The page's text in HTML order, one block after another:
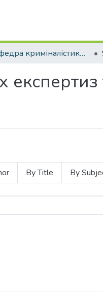
Кафедра криміналістики, судових експертиз та поліграфології
By Title By